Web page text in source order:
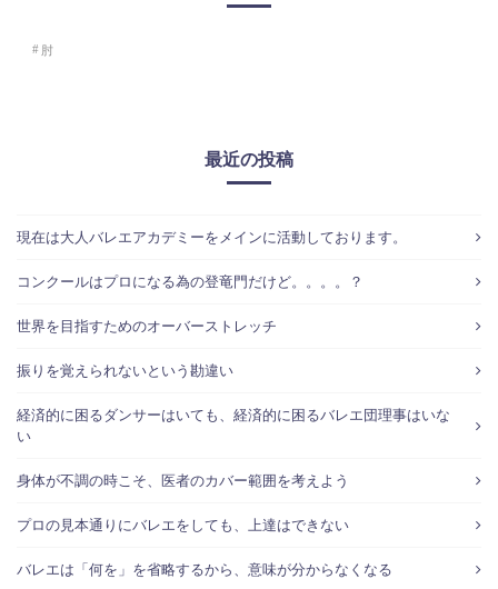
肘
最近の投稿
現在は大人バレエアカデミーをメインに活動しております。
コンクールはプロになる為の登竜門だけど。。。。？
世界を目指すためのオーバーストレッチ
振りを覚えられないという勘違い
経済的に困るダンサーはいても、経済的に困るバレエ団理事はいな
い
身体が不調の時こそ、医者のカバー範囲を考えよう
プロの見本通りにバレエをしても、上達はできない
バレエは「何を」を省略するから、意味が分からなくなる